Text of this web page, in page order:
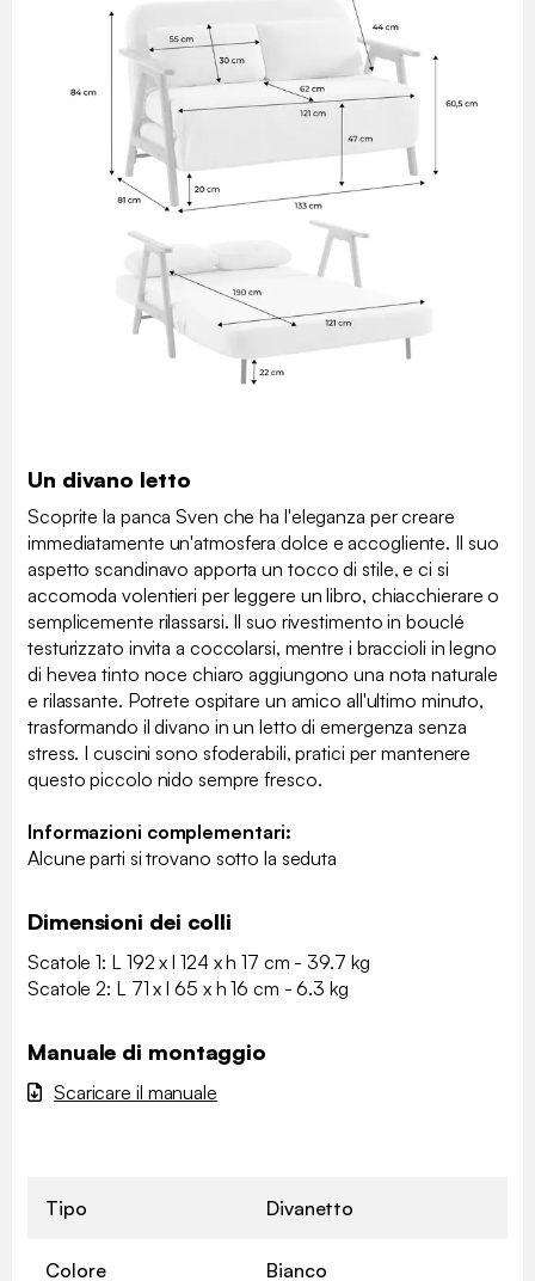
Un divano letto
Scoprite la panca Sven che ha l'eleganza per creare
immediatamente un'atmosfera dolce e accogliente. Il suo
aspetto scandinavo apporta un tocco di stile, e ci si
accomoda volentieri per leggere un libro, chiacchierare o
semplicemente rilassarsi. Il suo rivestimento in bouclé
testurizzato invita a coccolarsi, mentre i braccioli in legno
di hevea tinto noce chiaro aggiungono una nota naturale
e rilassante. Potrete ospitare un amico all'ultimo minuto,
trasformando il divano in un letto di emergenza senza
stress. I cuscini sono sfoderabili, pratici per mantenere
questo piccolo nido sempre fresco.
Informazioni complementari:
Alcune parti si trovano sotto la seduta
Dimensioni dei colli
Scatole 1: L 192 x l 124 x h 17 cm - 39.7 kg
Scatole 2: L 71 x l 65 x h 16 cm - 6.3 kg
Manuale di montaggio
Scaricare il manuale
Tipo Divanetto
Colore Bianco